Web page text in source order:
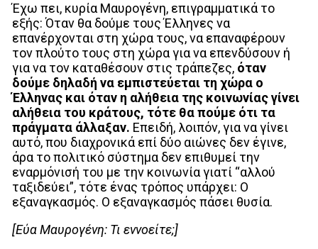
Έχω πει, κυρία Μαυρογένη, επιγραμματικά το
εξής: Όταν θα δούμε τους Έλληνες να
επανέρχονται στη χώρα τους, να επαναφέρουν
τον πλούτο τους στη χώρα για να επενδύσουν ή
για να τον καταθέσουν στις τράπεζες,όταν
δούμε δηλαδή να εμπιστεύεται τη χώρα ο
Έλληνας και όταν η αλήθεια της κοινωνίας γίνει
αλήθεια του κράτους, τότε θα πούμε ότι τα
πράγματα άλλαξαν. Επειδή, λοιπόν, για να γίνει
αυτό, που διαχρονικά επί δύο αιώνες δεν έγινε,
άρα το πολιτικό σύστημα δεν επιθυμεί την
εναρμόνισή του με την κοινωνία γιατί “αλλού
ταξιδεύει”, τότε ένας τρόπος υπάρχει: Ο
εξαναγκασμός. Ο εξαναγκασμός πάσει θυσία.
[Εύα Μαυρογένη: Τι εννοείτε;]